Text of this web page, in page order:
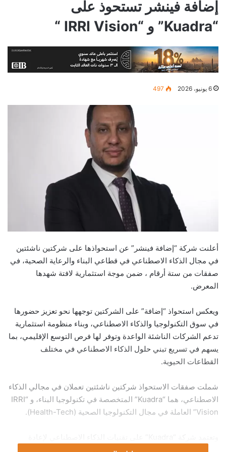
إضافة فينشر تستحوذ على
“Kuadra” و “IRRI Vision “
6 يونيو، 2026 497
أعلنت شركة “إضافة فينشر” عن استحواذها على شركتين ناشئتين
في مجال الذكاء الاصطناعي في قطاعي البناء والرعاية الصحية، في
صفقات من ستة أرقام ، ضمن موجة استثمارية لافتة شهدها
المعرض.
ويعكس استحواذ “إضافة” على الشركتين توجهها نحو تعزيز حضورها
في سوق التكنولوجيا والذكاء الاصطناعي، وبناء منظومة استثمارية
تدعم الشركات الناشئة الواعدة وتوفر لها فرص التوسع الإقليمي، بما
يسهم في تسريع تبني حلول الذكاء الاصطناعي في مختلف
القطاعات الحيوية.
شملت صفقات الاستحواذ شركتين ناشئتين تعملان في مجالي الذكاء
الاصطناعي، هما “Kuadra” المتخصصة في تكنولوجيا البناء، و “IRRI
Vision” العاملة في مجال التكنولوجيا الصحية (Health-Tech).
صياغة أساليب تخطيط وإدارة وتنفيذ المشروعات الإنشائية الكبرى،